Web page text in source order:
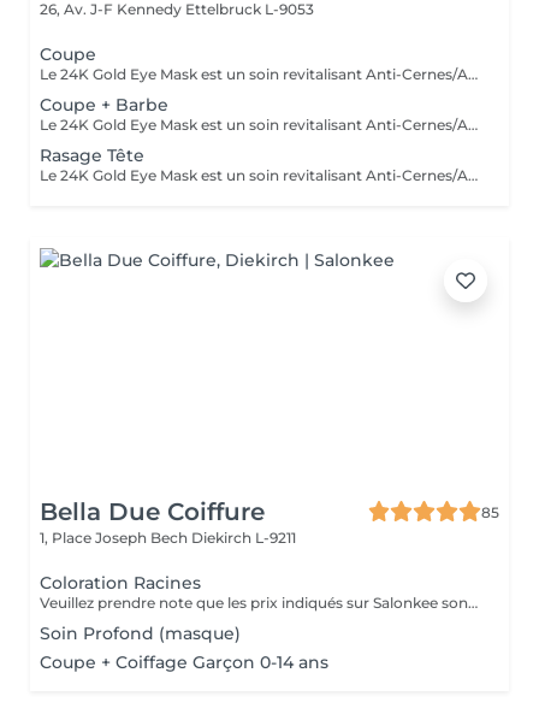
26, Av. J-F Kennedy Ettelbruck L-9053
Coupe
Le 24K Gold Eye Mask est un soin revitalisant Anti-Cernes/Anti-Rides composé de Collagène Végétal haute densité, Aloe Vera, Huile de pépins de raisin, Peptides d'avoine, Vitamine A, Acid Hyaluronic et Poudre d'or 24 carats
Coupe + Barbe
Le 24K Gold Eye Mask est un soin revitalisant Anti-Cernes/Anti-Rides composé de Collagène Végétal haute densité, Aloe Vera, Huile de pépins de raisin, Peptides d'avoine, Vitamine A, Acid Hyaluronic et Poudre d'or 24 carats
Rasage Tête
Le 24K Gold Eye Mask est un soin revitalisant Anti-Cernes/Anti-Rides composé de Collagène Végétal haute densité, Aloe Vera, Huile de pépins de raisin, Peptides d'avoine, Vitamine A, Acid Hyaluronic et Poudre d'or 24 carats
Bella Due Coiffure
85
1, Place Joseph Bech Diekirch L-9211
Coloration Racines
Veuillez prendre note que les prix indiqués sur Salonkee sont communiqués à titre informatif et s'entendent de base. Ces derniers sont susceptibles de varier selon le diagnostic réalisé à votre arrivée au salon et l'expertise du professionnel à qui vous confiez votre beauté. Dans tous les cas, un devis précis vous sera proposé et toutes réalisations de prestations seront effectuées avec votre accord. Un grand merci d'avance pour votre compréhension. Au plaisir de vous recevoir très vite.
Soin Profond (masque)
Coupe + Coiffage Garçon 0-14 ans